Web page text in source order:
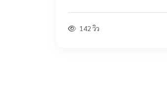
ไฟล์ต้นฉบับ
142 วิว